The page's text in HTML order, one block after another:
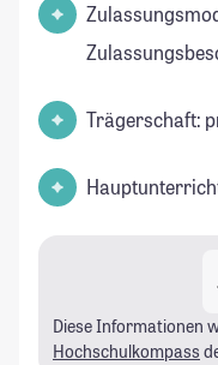
Trägerschaft:
Diese Informationen
Hochschulkompass